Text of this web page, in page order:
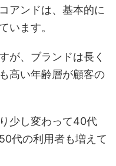
アンドは、基本的に
います。
が、ブランドは長く
高い年齢層が顧客の
少し変わって40代
代の利用者も増えて